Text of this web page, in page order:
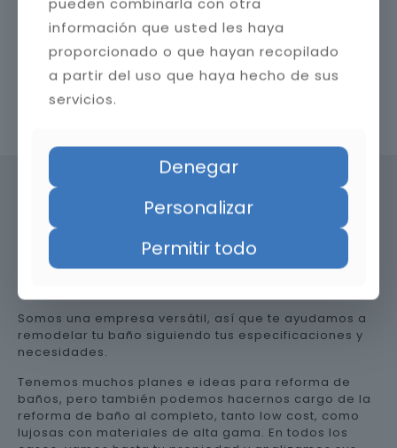
Precio de reformar el baño en
Málaga
Somos una empresa versátil, así que te ayudamos a
remodelar tu baño siguiendo tus especificaciones y
necesidades.
Tenemos muchos planes e ideas para reforma de
baños, pero también podemos hacernos cargo de la
reforma de baño al completo, tanto low cost, como
lujosas con materiales de alta gama. En todos los
información que usted les haya
proporcionado o que hayan recopilado
a partir del uso que haya hecho de sus
servicios.
Denegar
Personalizar
Permitir todo